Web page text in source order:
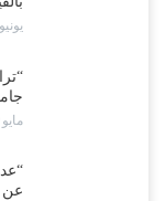
يونيو 13, 2026
مايو 29, 2026
عن